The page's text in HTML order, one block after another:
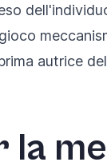
autrice
la